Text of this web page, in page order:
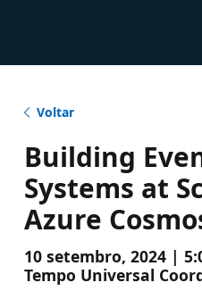
Voltar
Building
Systems at
Azure
10 setembro, 2024 |
Tempo Universal